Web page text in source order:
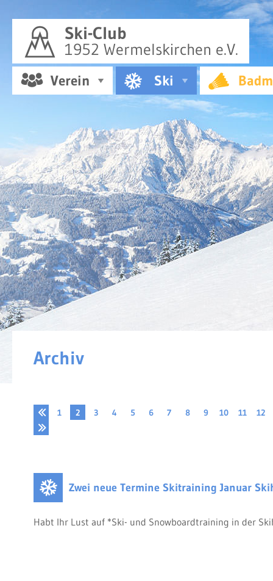
Ski-Club
1952 Wermelskirchen e.V.
Verein Ski
Archiv
1 2 3 4 5 6 7 8 9 10 11 12
Zwei neue Termine Skitraining Januar
Habt Ihr Lust auf *Ski- und Snowboardtraining in der